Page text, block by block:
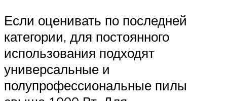
Если оценивать по последней
категории, для постоянного
использования подходят
универсальные и
полупрофессиональные пилы